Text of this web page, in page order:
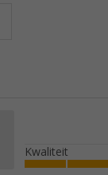
Kwaliteit